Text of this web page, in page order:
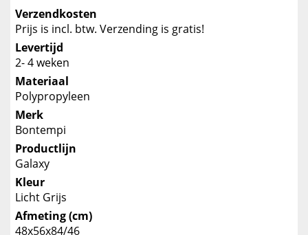
Verzendkosten
Prijs is incl. btw. Verzending is gratis!
Levertijd
2- 4 weken
Materiaal
Polypropyleen
Merk
Bontempi
Productlijn
Galaxy
Kleur
Licht Grijs
Afmeting (cm)
48x56x84/46